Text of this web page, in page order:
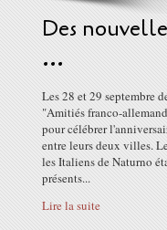
Des
...
Les 28 et 29 septembre
"Amitiés franco-
pour célébrer
entre leurs deux villes.
les Italiens de Naturno
présents...
Lire la suite